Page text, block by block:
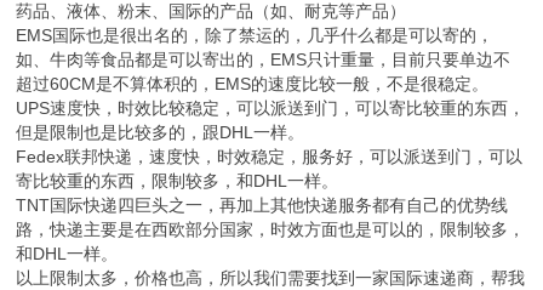
药品、液体、粉末、国际的产品（如、耐克等产品）
EMS国际也是很出名的，除了禁运的，几乎什么都是可以寄的，
如、牛肉等食品都是可以寄出的，EMS只计重量，目前只要单边不
超过60CM是不算体积的，EMS的速度比较一般，不是很稳定。
UPS速度快，时效比较稳定，可以派送到门，可以寄比较重的东西，
但是限制也是比较多的，跟DHL一样。
Fedex联邦快递，速度快，时效稳定，服务好，可以派送到门，可以
寄比较重的东西，限制较多，和DHL一样。
TNT国际快递四巨头之一，再加上其他快递服务都有自己的优势线
路，快递主要是在西欧部分国家，时效方面也是可以的，限制较多，
和DHL一样。
以上限制太多，价格也高，所以我们需要找到一家国际速递商，帮我